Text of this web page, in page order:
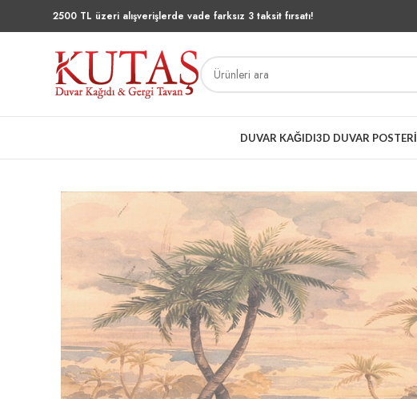
2500 TL üzeri alışverişlerde vade farksız 3 taksit fırsatı!
DUVAR KAĞIDI3D DUVAR POSTERI